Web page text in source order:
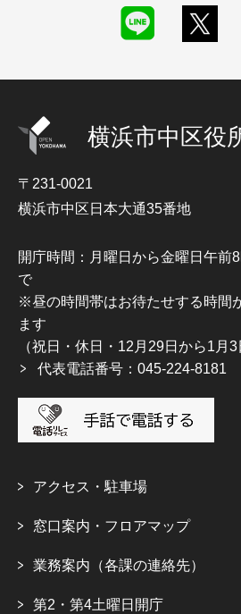
横浜市中区役
〒231-0021
横浜市中区日本大通35番地
開庁時間：月曜日から金曜日午前
で
※昼の時間帯はお待たせする時間
ます
（祝日・休日・12月29日から1月3
代表電話番号：045-224-8181
アクセス・駐車場
窓口案内・フロアマップ
業務案内（各課の連絡先）
第2・第4土曜日開庁